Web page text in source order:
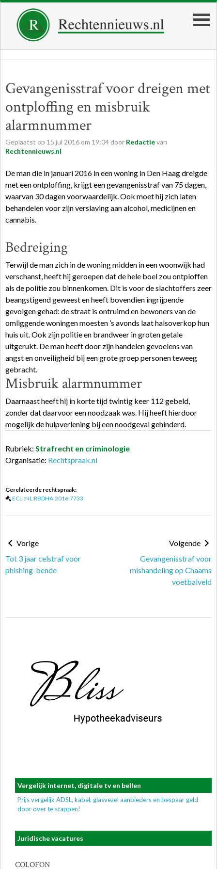
Gevangenisstraf voor dreigen met
ontploffing en misbruik
alarmnummer
Geplaatst op 15 jul 2016 om 19:04 door Redactievan
Rechtennieuws.nl
De man die in januari 2016 in een woning in Den Haag dreigde
met een ontploffing, krijgt een gevangenisstraf van 75 dagen,
waarvan 30 dagen voorwaardelijk. Ook moet hij zich laten
behandelen voor zijn verslaving aan alcohol, medicijnen en
cannabis.
Bedreiging
Terwijl de man zich in de woning midden in een woonwijk had
verschanst, heeft hij geroepen dat de hele boel zou ontploffen
als de politie zou binnenkomen. Dit is voor de slachtoffers zeer
beangstigend geweest en heeft bovendien ingrijpende
gevolgen gehad: de straat is ontruimd en bewoners van de
omliggende woningen moesten ’s avonds laat halsoverkop hun
huis uit. Ook zijn politie en brandweer in groten getale
uitgerukt. De man heeft door zijn handelen gevoelens van
angst en onveiligheid bij een grote groep personen teweeg
gebracht.
Misbruik alarmnummer
Daarnaast heeft hij in korte tijd twintig keer 112 gebeld,
zonder dat daarvoor een noodzaak was. Hij heeft hierdoor
mogelijk de hulpverlening bij een noodgeval gehinderd.
Rubriek: Strafrecht en criminologie
Organisatie: Rechtspraak.nl
Gerelateerde rechtspraak:
ECLI:NL:RBDHA:2016:7733
Vorige
Tot 3 jaar celstraf voor
phishing-bende
Volgende
Gevangenisstraf voor
mishandeling op Chaams
voetbalveld
Vergelijk internet, digitale tv en bellen
Prijs vergelijk ADSL, kabel, glasvezel aanbieders en bespaar geld
door over te stappen!
Juridische vacatures
COLOFON